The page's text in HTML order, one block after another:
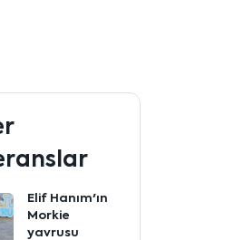
Elif Hanım'ın
Morkie
yavrusu